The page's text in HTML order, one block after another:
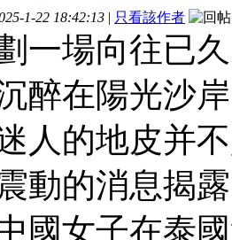
1-22 18:42:13 | 只看該作者
一場向往已
醉在陽光沙
人的地皮并
動的消息揭
國女子在泰